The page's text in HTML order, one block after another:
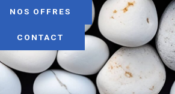
NOS OFFRES
CONTACT